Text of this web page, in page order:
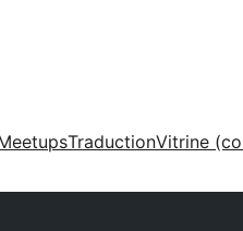
TraductionVitrine